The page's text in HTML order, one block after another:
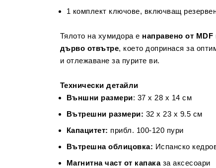
1 комплект ключове, включващ
Тялото на хумидора е направено от
дърво отвътре, което допринася за
и отлежаване за пурите ви.
Технически детайли
Външни размери: 37 x 28 x 14 см
Вътрешни размери: 32 x 23 x 9.5 см
Капацитет: прибл. 100-120 пури
Вътрешна облицовка: Испанско
Магнитна част от капаказа аксесоари